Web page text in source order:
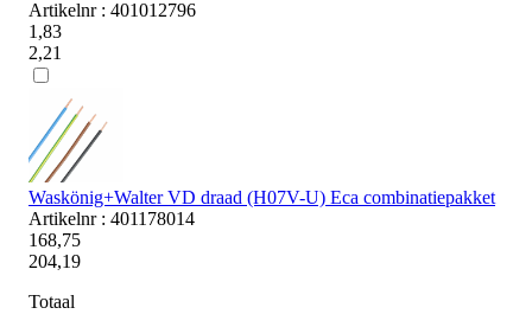
Artikelnr : 401012796
1,83
2,21
Waskönig+Walter VD draad (H07V-U) Eca combinatiepakket
Artikelnr : 401178014
168,75
204,19
Totaal